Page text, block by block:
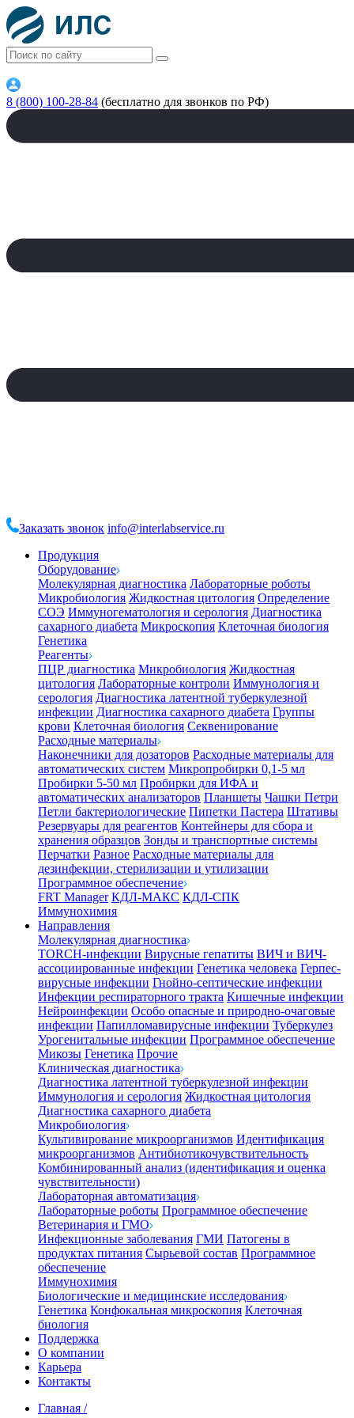
8 (800) 100-28-84 (бесплатно для звонков по РФ)
Заказать звонок info@interlabservice.ru
Продукция
Оборудование
Молекулярная диагностика Лабораторные роботы
Микробиология Жидкостная цитология Определение
СОЭ Иммуногематология и серология Диагностика
сахарного диабета Микроскопия Клеточная биология
Генетика
Реагенты
ПЦР диагностика Микробиология Жидкостная
цитология Лабораторные контроли Иммунология и
серология Диагностика латентной туберкулезной
инфекции Диагностика сахарного диабета Группы
крови Клеточная биология Секвенирование
Расходные материалы
Наконечники для дозаторов Расходные материалы для
автоматических систем Микропробирки 0,1-5 мл
Пробирки 5-50 мл Пробирки для ИФА и
автоматических анализаторов Планшеты Чашки Петри
Петли бактериологические Пипетки Пастера Штативы
Резервуары для реагентов Контейнеры для сбора и
хранения образцов Зонды и транспортные системы
Перчатки Разное Расходные материалы для
дезинфекции, стерилизации и утилизации
Программное обеспечение
FRT Manager КДЛ-МАКС КДЛ-СПК
Иммунохимия
Направления
Молекулярная диагностика
TORCH-инфекции Вирусные гепатиты ВИЧ и ВИЧ-
ассоциированные инфекции Генетика человека Герпес-
вирусные инфекции Гнойно-септические инфекции
Инфекции респираторного тракта Кишечные инфекции
Нейроинфекции Особо опасные и природно-очаговые
инфекции Папилломавирусные инфекции Туберкулез
Урогенитальные инфекции Программное обеспечение
Микозы Генетика Прочие
Клиническая диагностика
Диагностика латентной туберкулезной инфекции
Иммунология и серология Жидкостная цитология
Диагностика сахарного диабета
Микробиология
Культивирование микроорганизмов Идентификация
микроорганизмов Антибиотикочувствительность
Комбинированный анализ (идентификация и оценка
чувствительности)
Лабораторная автоматизация
Лабораторные роботы Программное обеспечение
Ветеринария и ГМО
Инфекционные заболевания ГМИ Патогены в
продуктах питания Сырьевой состав Программное
обеспечение
Иммунохимия
Биологические и медицинские исследования
Генетика Конфокальная микроскопия Клеточная
биология
Поддержка
О компании
Карьера
Контакты
Главная /